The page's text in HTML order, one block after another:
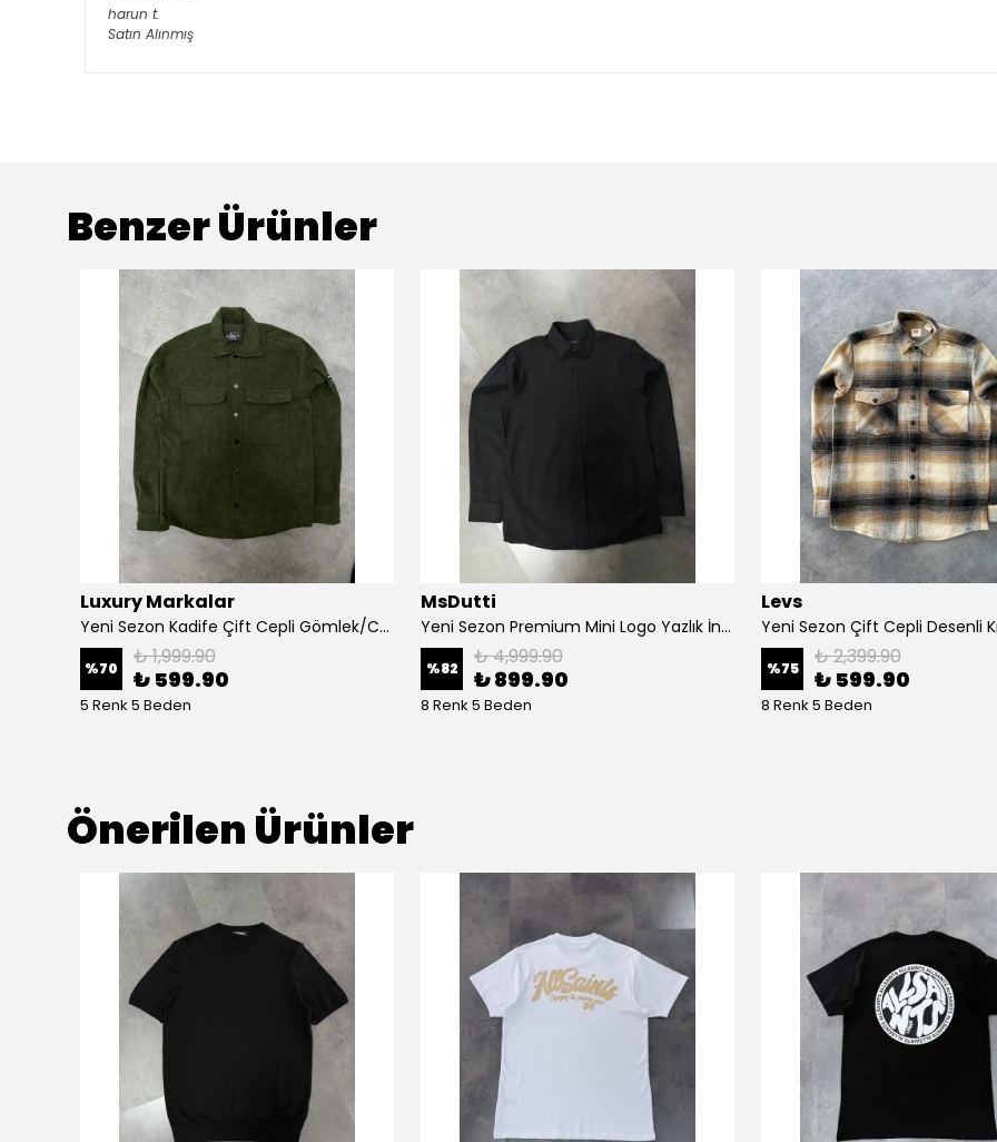
harun t.
Satın Alınmış
Benzer Ürünler
Luxury Markalar
Yeni Sezon Kadife Çift Cepli Gömlek/Ceket
%70 ₺ 1,999.90
₺ 599.90
5 Renk 5 Beden
MsDutti
Yeni Sezon Premium Mini Logo Yazlık İnce Keten Gömlek
%82 ₺ 4,999.90
₺ 899.90
8 Renk 5 Beden
Levs
%75 ₺ 2,399.90
₺ 599.90
8 Renk 5 Beden
Önerilen Ürünler